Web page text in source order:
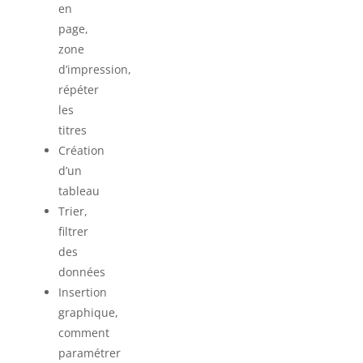
en
page,
zone
d’impression,
répéter
les
titres
Création
d’un
tableau
Trier,
filtrer
des
données
Insertion
graphique,
comment
paramétrer